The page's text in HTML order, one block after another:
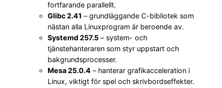
fortfarande parallellt.
Glibc 2.41 – grundläggande C-bibliotek som
nästan alla Linuxprogram är beroende av.
Systemd 257.5 – system- och
tjänstehanteraren som styr uppstart och
bakgrundsprocesser.
Mesa 25.0.4 – hanterar grafikacceleration i
Linux, viktigt för spel och skrivbordseffekter.